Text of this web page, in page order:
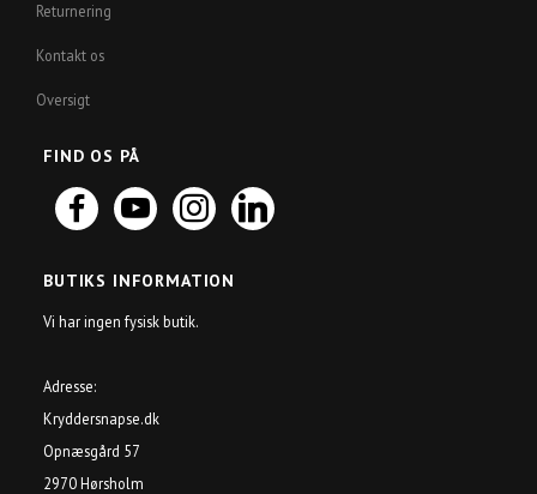
Returnering
Kontakt os
Oversigt
FIND OS PÅ
BUTIKS INFORMATION
Vi har ingen fysisk butik.
Adresse:
Kryddersnapse.dk
Opnæsgård 57
2970 Hørsholm